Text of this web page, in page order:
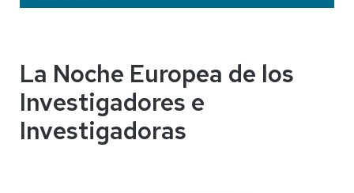
La Noche Europea de los
Investigadores e
Investigadoras